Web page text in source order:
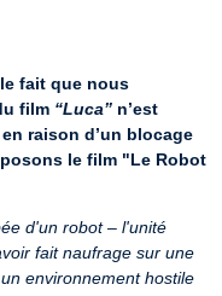
fait que nous
film “Luca” n’est
raison d’un blocage
le film "Le Robot
d'un robot – l'unité
fait naufrage sur une
environnement hostile